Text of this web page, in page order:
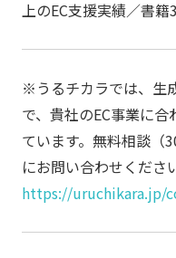
上のEC支援実績／書籍3
※うるチカラでは、生
で、貴社のEC事業に
ています。無料相談（
にお問い合わせくださ
https://uruchikara.jp/